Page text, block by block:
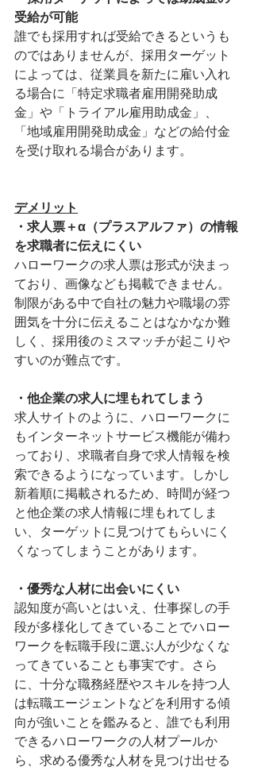
受給が可能
誰でも採用すれば受給できるというも
のではありませんが、採用ターゲット
によっては、従業員を新たに雇い入れ
る場合に「特定求職者雇用開発助成
金」や「トライアル雇用助成金」、
「地域雇用開発助成金」などの給付金
を受け取れる場合があります。
デメリット
・求人票＋α（プラスアルファ）の情報
を求職者に伝えにくい
ハローワークの求人票は形式が決まっ
ており、画像なども掲載できません。
制限がある中で自社の魅力や職場の雰
囲気を十分に伝えることはなかなか難
しく、採用後のミスマッチが起こりや
すいのが難点です。
・他企業の求人に埋もれてしまう
求人サイトのように、ハローワークに
もインターネットサービス機能が備わ
っており、求職者自身で求人情報を検
索できるようになっています。しかし
新着順に掲載されるため、時間が経つ
と他企業の求人情報に埋もれてしま
い、ターゲットに見つけてもらいにく
くなってしまうことがあります。
・優秀な人材に出会いにくい
認知度が高いとはいえ、仕事探しの手
段が多様化してきていることでハロー
ワークを転職手段に選ぶ人が少なくな
ってきていることも事実です。さら
に、十分な職務経歴やスキルを持つ人
は転職エージェントなどを利用する傾
向が強いことを鑑みると、誰でも利用
できるハローワークの人材プールか
ら、求める優秀な人材を見つけ出せる